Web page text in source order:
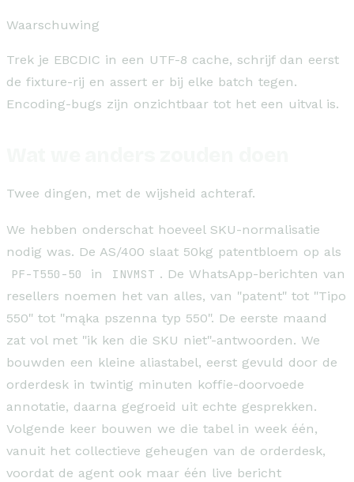
Waarschuwing
Trek je EBCDIC in een UTF-8 cache, schrijf dan eerst
de fixture-rij en assert er bij elke batch tegen.
Encoding-bugs zijn onzichtbaar tot het een uitval is.
Twee dingen, met de wijsheid achteraf.
We hebben onderschat hoeveel SKU-normalisatie
nodig was. De AS/400 slaat 50kg patentbloem op als
PF-T550-50
in INVMST . De WhatsApp-berichten van
resellers noemen het van alles, van "patent" tot "Tipo
550" tot "mąka pszenna typ 550". De eerste maand
zat vol met "ik ken die SKU niet"-antwoorden. We
bouwden een kleine aliastabel, eerst gevuld door de
orderdesk in twintig minuten koffie-doorvoede
annotatie, daarna gegroeid uit echte gesprekken.
Volgende keer bouwen we die tabel in week één,
vanuit het collectieve geheugen van de orderdesk,
voordat de agent ook maar één live bericht